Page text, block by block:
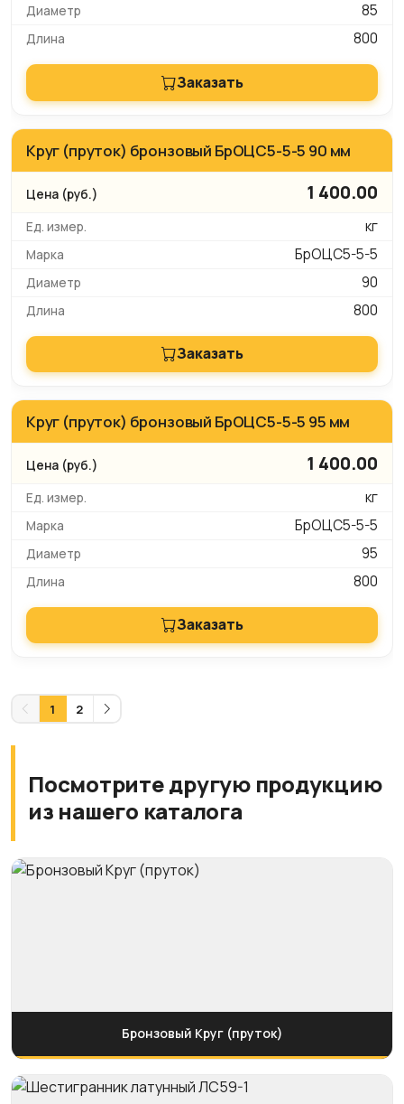
85
800
Заказать
Круг (пруток) бронзовый БрОЦС5-5-5 90 мм
1 400.00
кг
БрОЦС5-5-5
90
800
Заказать
Круг (пруток) бронзовый БрОЦС5-5-5 95 мм
1 400.00
кг
БрОЦС5-5-5
95
800
Заказать
1 2
Посмотрите другую продукцию
из нашего каталога
Бронзовый Круг (пруток)